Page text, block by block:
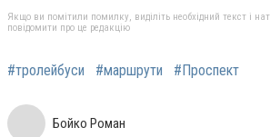
Якщо ви помітили помилку, виділіть необхідний текст і
повідомити про це редакцію
#тролейбуси #маршрути #Проспект
Бойко Роман